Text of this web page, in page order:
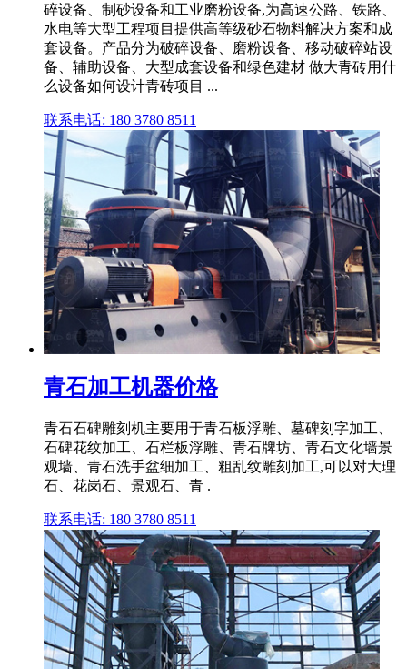
碎设备、制砂设备和工业磨粉设备,为高速公路、铁路、
水电等大型工程项目提供高等级砂石物料解决方案和成
套设备。产品分为破碎设备、磨粉设备、移动破碎站设
备、辅助设备、大型成套设备和绿色建材 做大青砖用什
么设备如何设计青砖项目 ...
联系电话: 180 3780 8511
青石加工机器价格
青石石碑雕刻机主要用于青石板浮雕、墓碑刻字加工、
石碑花纹加工、石栏板浮雕、青石牌坊、青石文化墙景
观墙、青石洗手盆细加工、粗乱纹雕刻加工,可以对大理
石、花岗石、景观石、青 .
联系电话: 180 3780 8511